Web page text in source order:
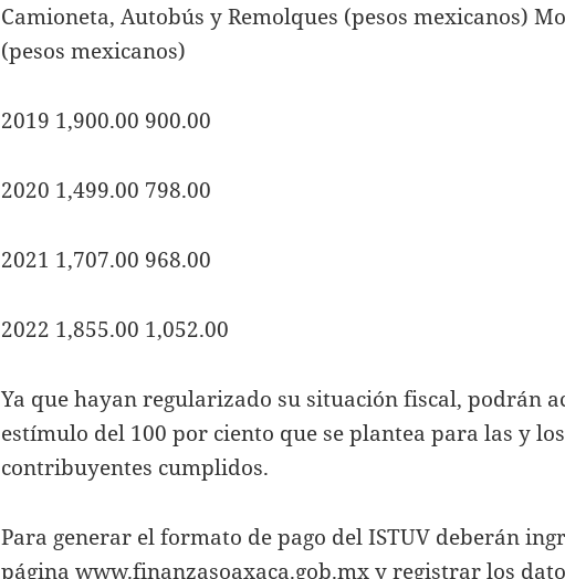
Camioneta, Autobús y Remolques (pesos mexicanos)
(pesos mexicanos)
2019 1,900.00 900.00
2020 1,499.00 798.00
2021 1,707.00 968.00
2022 1,855.00 1,052.00
Ya que hayan regularizado su situación fiscal, podrán
estímulo del 100 por ciento que se plantea para las y los
contribuyentes cumplidos.
Para generar el formato de pago del ISTUV deberán
página www.finanzasoaxaca.gob.mx y registrar los